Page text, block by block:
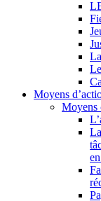
Moyens
Moyens